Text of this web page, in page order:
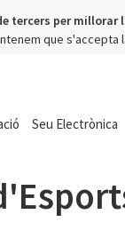
tercers per millorar
que
Seu Electrònica